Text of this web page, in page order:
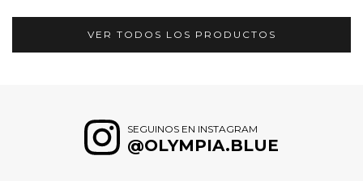
VER TODOS LOS PRODUCTOS
SEGUINOS EN INSTAGRAM
@OLYMPIA.BLUE